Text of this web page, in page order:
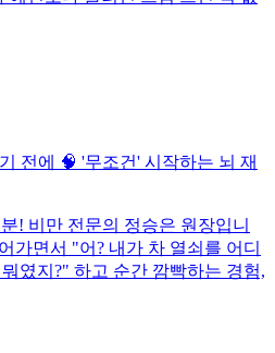
전에 🧠 '무조건' 시작하는 뇌 재
! 비만 전문의 정승은 원장입니
가면서 "어? 내가 차 열쇠를 어디
였지?" 하고 순간 깜빡하는 경험,